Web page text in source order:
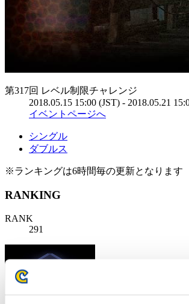
第317回 レベル制限チャレンジ
2018.05.15 15:00 (JST) - 2018.05.21
イベントページへ
シングル
ダブルス
※ランキングは6時間毎の更新となります
RANKING
RANK
291